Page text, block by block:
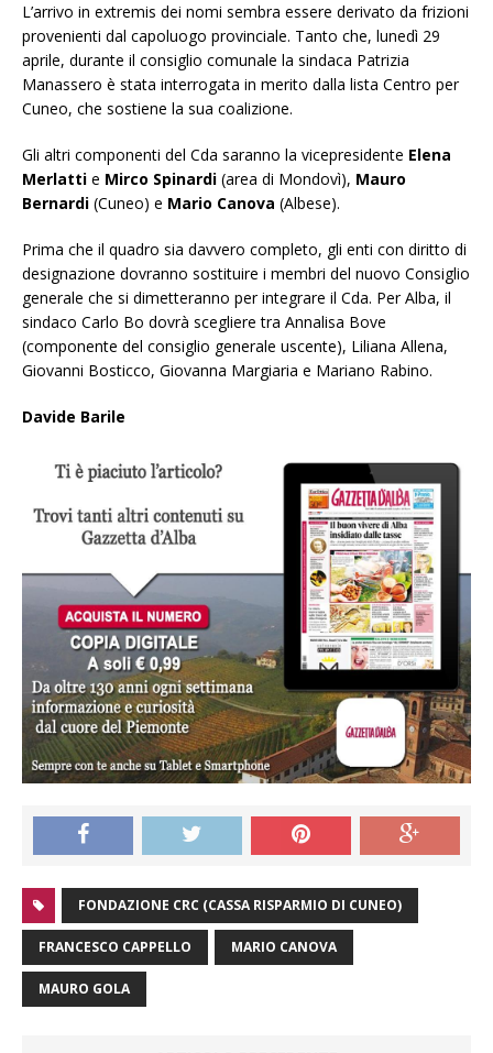
L’arrivo in extremis dei nomi sembra essere derivato da frizioni
provenienti dal capoluogo provinciale. Tanto che, lunedì 29
aprile, durante il consiglio comunale la sindaca Patrizia
Manassero è stata interrogata in merito dalla lista Centro per
Cuneo, che sostiene la sua coalizione.
Gli altri componenti del Cda saranno la vicepresidente Elena
Merlatti e Mirco Spinardi (area di Mondovì), Mauro
Bernardi (Cuneo) e Mario Canova (Albese).
Prima che il quadro sia davvero completo, gli enti con diritto di
designazione dovranno sostituire i membri del nuovo Consiglio
generale che si dimetteranno per integrare il Cda. Per Alba, il
sindaco Carlo Bo dovrà scegliere tra Annalisa Bove
(componente del consiglio generale uscente), Liliana Allena,
Giovanni Bosticco, Giovanna Margiaria e Mariano Rabino.
Davide Barile
FONDAZIONE CRC (CASSA RISPARMIO DI CUNEO)
FRANCESCO CAPPELLO MARIO CANOVA
MAURO GOLA